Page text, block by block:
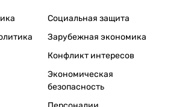
Социальная защита
Зарубежная экономика
Конфликт интересов
Экономическая
безопасность